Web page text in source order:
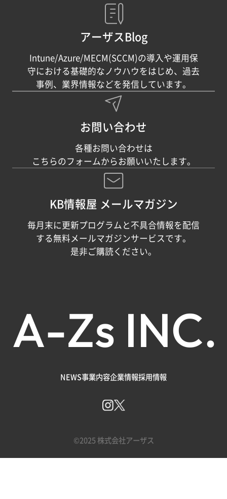
アーザスBlog
Intune/Azure/MECM(SCCM)の導入や運用保
守における基礎的なノウハウをはじめ、過去
事例、業界情報などを発信しています。
お問い合わせ
各種お問い合わせは
こちらのフォームからお願いいたします。
KB情報屋 メールマガジン
毎月末に更新プログラムと不具合情報を配信
する無料メールマガジンサービスです。
是非ご購読ください。
A-Zs INC.
NEWS事業内容企業情報採用情報
©2025 株式会社アーザス